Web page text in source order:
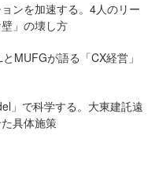
ンを加速する。4人のリー
」の壊し方
MUFGが語る「CX経営」
」で科学する。大東建託遠
具体施策